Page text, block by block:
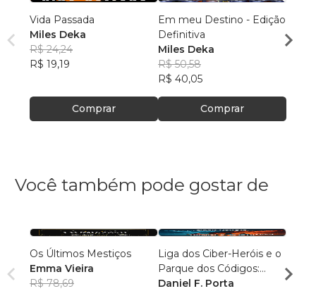
Vida Passada
Miles Deka
R$ 24,24
R$ 19,19
Comprar
Em meu Destino - Edição
Definitiva
Miles Deka
R$ 50,58
R$ 40,05
Comprar
Miles
Você também pode gostar de
Os Últimos Mestiços
Emma Vieira
R$ 78,69
Liga dos Ciber-Heróis e o
Parque dos Códigos:
Rumo ao Desconhecido
Daniel F. Porta
R$